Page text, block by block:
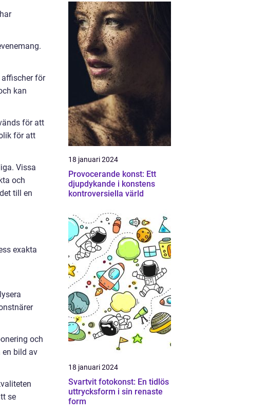
affischer för
kan
för att
för att
Vissa
och
till en
exakta
och
en bild av
se
konstverk som
representerar staden
18 januari 2024
Provocerande konst: Ett
djupdykande i konstens
kontroversiella värld
18 januari 2024
Svartvit fotokonst: En tidlös
uttrycksform i sin renaste
form